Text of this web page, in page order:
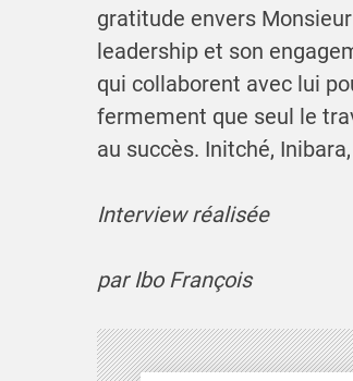
gratitude envers
leadership et son
qui collaborent avec lui
fermement que seul le
au succès. Initché,
Interview réalisée
par Ibo François